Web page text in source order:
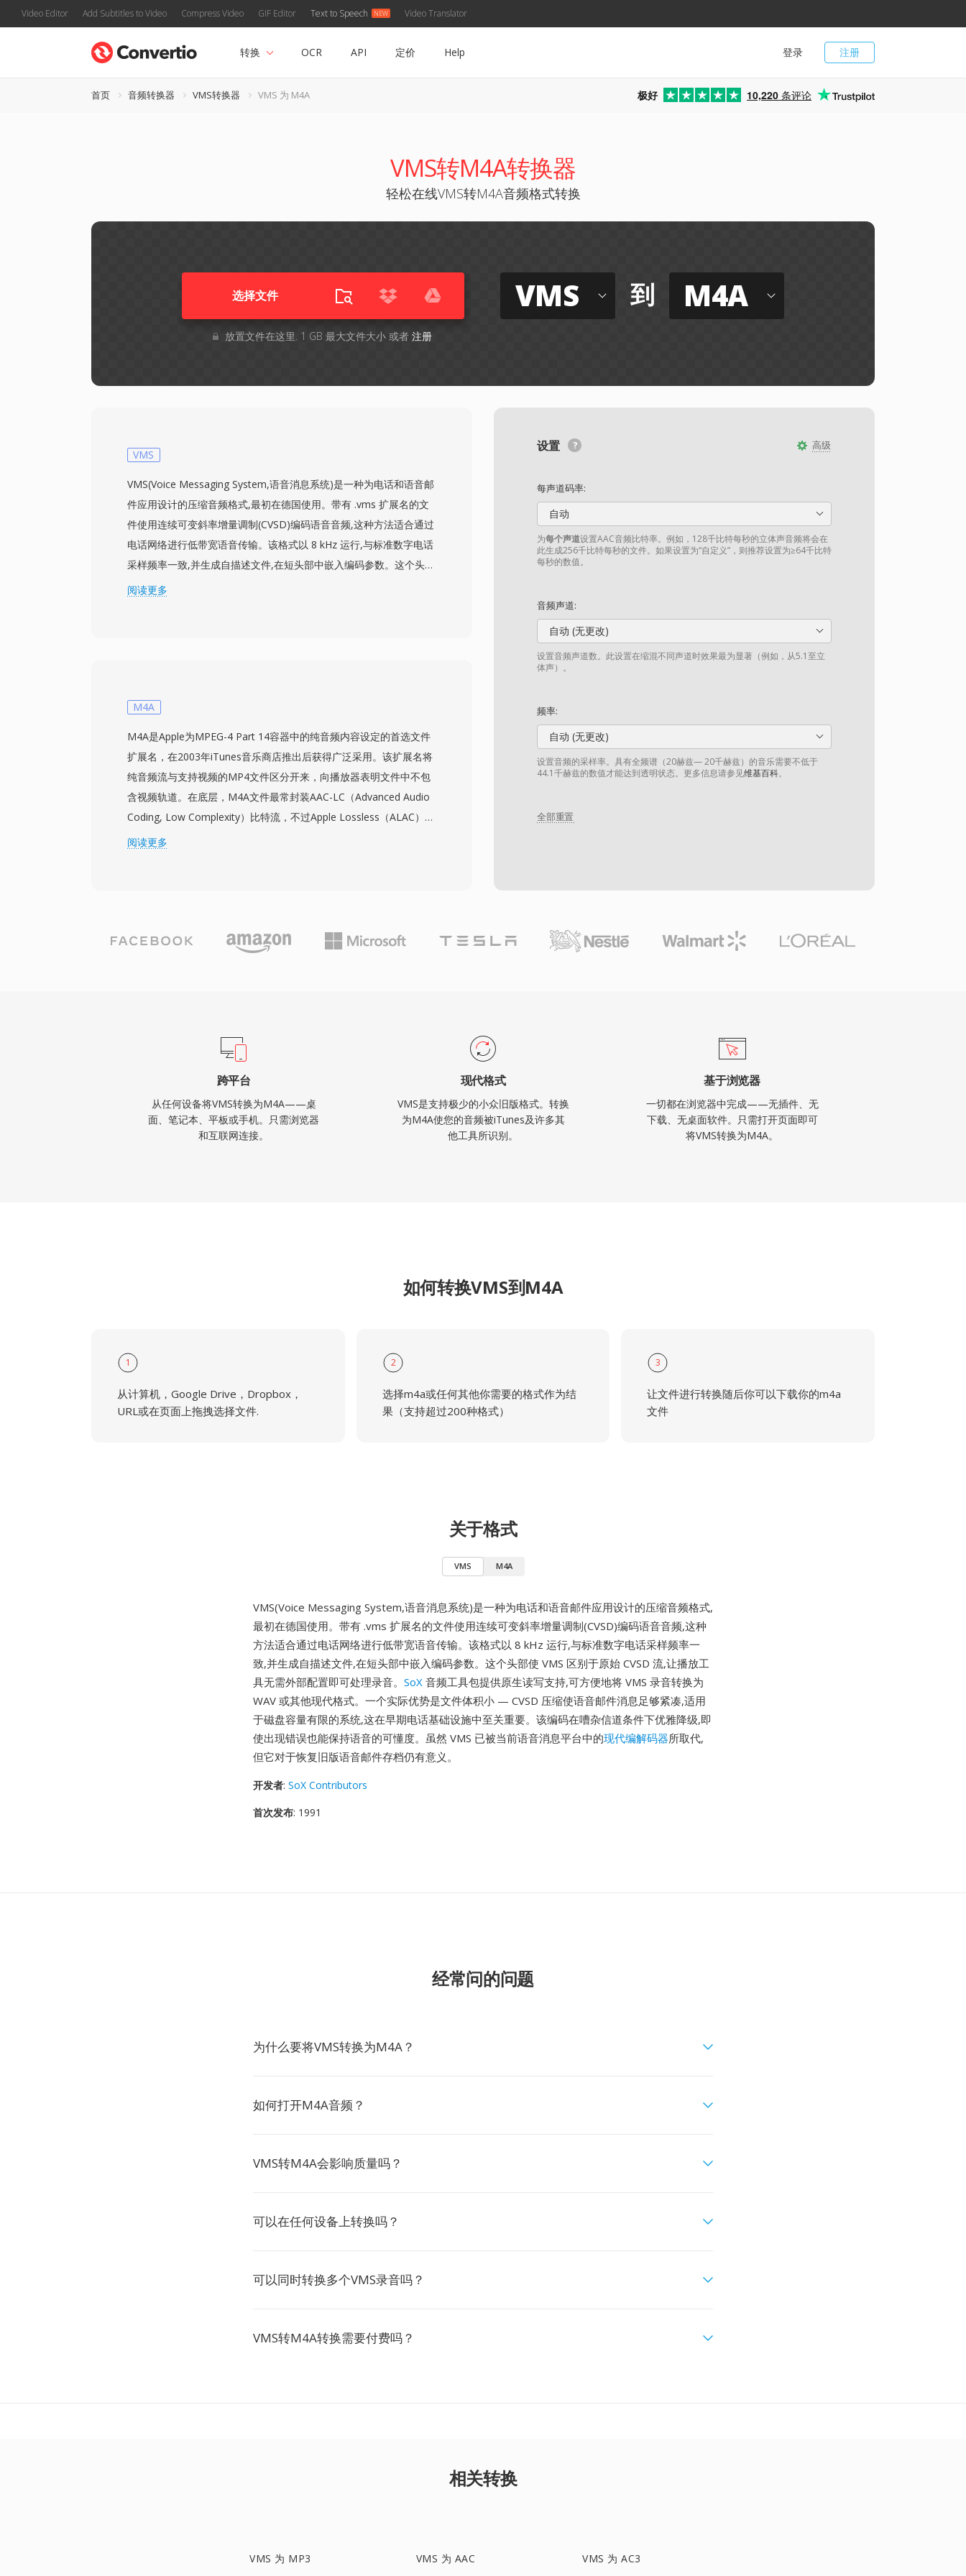
Video Editor Add Subtitles to Video Compress Video GIF Editor Text to Speech Video Translator
注册
登录
转换 OCR API 定价 Help
首页 音频转换器 VMS转换器 VMS 为 M4A 极好 10,220 条评论
VMS转M4A转换器
轻松在线VMS转M4A音频格式转换
选择文件
放置文件在这里. 1 GB 最大文件大小 或者 注册
VMS 到 M4A
高级
设置
每声道码率:
自动
为每个声道设置AAC音频比特率。例如，128千比特每秒的立体声音频将会在
此生成256千比特每秒的文件。如果设置为“自定义”，则推荐设置为≥64千比特
每秒的数值。
音频声道:
自动 (无更改)
设置音频声道数。此设置在缩混不同声道时效果最为显著（例如，从5.1至立
体声）。
频率:
自动 (无更改)
设置音频的采样率。具有全频谱（20赫兹— 20千赫兹）的音乐需要不低于
44.1千赫兹的数值才能达到透明状态。更多信息请参见维基百科。
全部重置
VMS
VMS(Voice Messaging System,语音消息系统)是一种为电话和语音邮
件应用设计的压缩音频格式,最初在德国使用。带有 .vms 扩展名的文
件使用连续可变斜率增量调制(CVSD)编码语音音频,这种方法适合通过
电话网络进行低带宽语音传输。该格式以 8 kHz 运行,与标准数字电话
采样频率一致,并生成自描述文件,在短头部中嵌入编码参数。这个头部
使 VMS 区别于原始 CVSD 流,让播放工具无需外部配置即可处理录
码器所取代,但它对于恢复旧版语音邮件存档仍有意义。
阅读更多
M4A
M4A是Apple为MPEG-4 Part 14容器中的纯音频内容设定的首选文件
扩展名，在2003年iTunes音乐商店推出后获得广泛采用。该扩展名将
纯音频流与支持视频的MP4文件区分开来，向播放器表明文件中不包
含视频轨道。在底层，M4A文件最常封装AAC-LC（Advanced Audio
Coding, Low Complexity）比特流，不过Apple Lossless（ALAC）编
码也使用相同的扩展名。AAC编码的M4A文件在同等比特率下提供比
foobar2000、Android及大多数车载信息娱乐系统。该格式的三大核
心优势是：相比老旧有损编解码器更卓越的编码效率，通过MP4原子
阅读更多
跨平台
从任何设备将VMS转换为M4A——桌
面、笔记本、平板或手机。只需浏览器
和互联网连接。
现代格式
VMS是支持极少的小众旧版格式。转换
为M4A使您的音频被iTunes及许多其
他工具所识别。
基于浏览器
一切都在浏览器中完成——无插件、无
下载、无桌面软件。只需打开页面即可
将VMS转换为M4A。
如何转换VMS到M4A
1
从计算机，Google Drive，Dropbox，
URL或在页面上拖拽选择文件.
2
选择m4a或任何其他你需要的格式作为结
果（支持超过200种格式）
3
让文件进行转换随后你可以下载你的m4a
文件
关于格式
VMS M4A
VMS(Voice Messaging System,语音消息系统)是一种为电话和语音邮件应用设计的压缩音频格式,
最初在德国使用。带有 .vms 扩展名的文件使用连续可变斜率增量调制(CVSD)编码语音音频,这种
方法适合通过电话网络进行低带宽语音传输。该格式以 8 kHz 运行,与标准数字电话采样频率一
致,并生成自描述文件,在短头部中嵌入编码参数。这个头部使 VMS 区别于原始 CVSD 流,让播放工
具无需外部配置即可处理录音。 SoX 音频工具包提供原生读写支持,可方便地将 VMS 录音转换为
WAV 或其他现代格式。一个实际优势是文件体积小 — CVSD 压缩使语音邮件消息足够紧凑,适用
于磁盘容量有限的系统,这在早期电话基础设施中至关重要。该编码在嘈杂信道条件下优雅降级,即
使出现错误也能保持语音的可懂度。虽然 VMS 已被当前语音消息平台中的现代编解码器所取代,
但它对于恢复旧版语音邮件存档仍有意义。
开发者: SoX Contributors
首次发布: 1991
经常问的问题
为什么要将VMS转换为M4A？
如何打开M4A音频？
VMS转M4A会影响质量吗？
可以在任何设备上转换吗？
可以同时转换多个VMS录音吗？
VMS转M4A转换需要付费吗？
相关转换
VMS 为 MP3 VMS 为 AAC VMS 为 AC3